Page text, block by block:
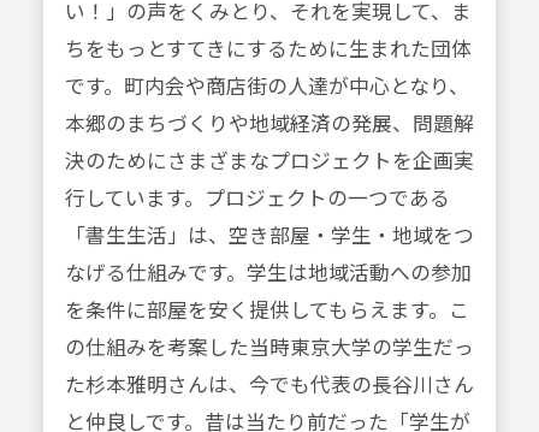
い！」の声をくみとり、それを実現して、ま
ちをもっとすてきにするために生まれた団体
です。町内会や商店街の人達が中心となり、
本郷のまちづくりや地域経済の発展、問題解
決のためにさまざまなプロジェクトを企画実
行しています。プロジェクトの一つである
「書生生活」は、空き部屋・学生・地域をつ
なげる仕組みです。学生は地域活動への参加
を条件に部屋を安く提供してもらえます。こ
の仕組みを考案した当時東京大学の学生だっ
た杉本雅明さんは、今でも代表の長谷川さん
と仲良しです。昔は当たり前だった「学生が